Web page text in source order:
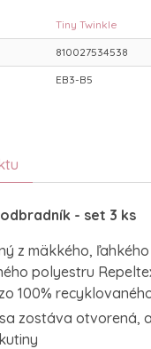
Tiny Twinkle
810027534538
EB3-B5
- set 3 ks
z mäkkého,
polyestru
100%
zostáva otvorená,